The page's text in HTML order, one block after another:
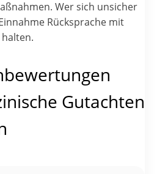
Wer sich unsicher
Rücksprache mit
Gutachten